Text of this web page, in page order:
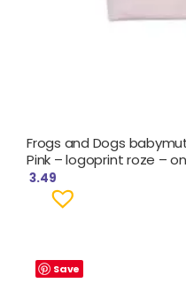
Frogs and Dogs
Pink – logoprint roze –
3.49
Save